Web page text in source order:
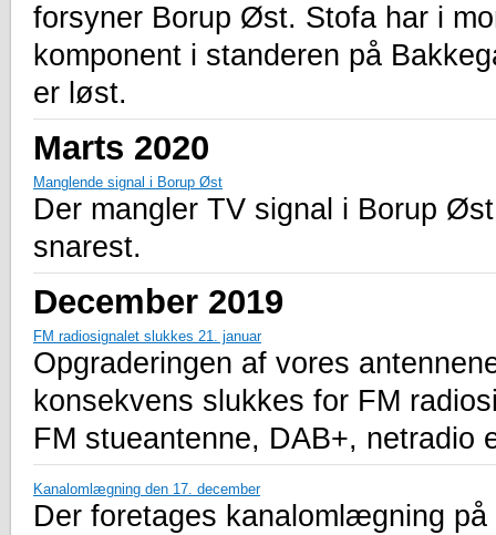
forsyner Borup Øst. Stofa har i
komponent i standeren på
er løst.
Marts 2020
Manglende signal i Borup Øst
Der mangler TV signal i Borup
snarest.
December 2019
FM radiosignalet slukkes 21. januar
Opgraderingen af vores
konsekvens slukkes for FM
FM stueantenne, DAB+, netradio
Kanalomlægning den 17. december
Der foretages kanalomlægning